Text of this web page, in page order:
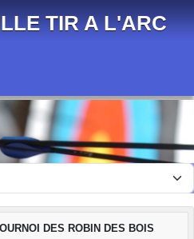
TIR A L'ARC
DES ROBIN DES BOIS